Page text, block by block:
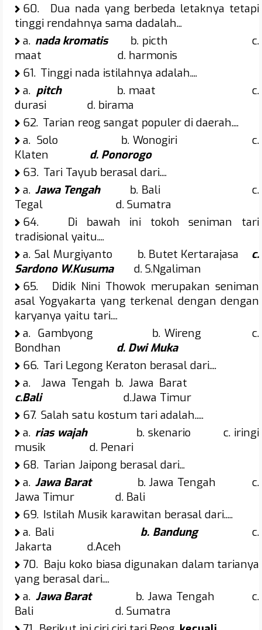
60.
Dua nada yang berbeda letaknya tetapi
tinggi rendahnya sama dadalah...
a. nada kromatisb. picth c.
maat d. harmonis
61. Tinggi nada istilahnya adalah....
a. pitchb. maat c.
durasi d. birama
62. Tarian reog sangat populer di daerah....
a. Solo b. Wonogiri c.
Klaten d. Ponorogo
63. Tari Tayub berasal dari....
a. Jawa Tengahb. Bali c.
Tegal d. Sumatra
64.
Di bawah ini tokoh seniman tari
tradisional yaitu....
a. Sal Murgiyanto b. Butet Kertarajasa c.
Sardono W.Kusumad. S.Ngaliman
65.
Didik Nini Thowok merupakan seniman
asal Yogyakarta yang terkenal dengan dengan
karyanya yaitu tari....
a. Gambyong b. Wireng c.
Bondhan d. Dwi Muka
66. Tari Legong Keraton berasal dari....
a.
Jawa Tengah b. Jawa Barat
c.Balid.Jawa Timur
67. Salah satu kostum tari adalah.....
a. rias wajahb. skenario c. iringi
musik d. Penari
68. Tarian Jaipong berasal dari...
a. Jawa Barat
b. Jawa Tengah c.
Jawa Timur d. Bali
69. Istilah Musik karawitan berasal dari.....
a. Bali b. Bandungc.
Jakarta d.Aceh
70. Baju koko biasa digunakan dalam tarianya
yang berasal dari....
a. Jawa Baratb. Jawa Tengah c.
Bali d. Sumatra